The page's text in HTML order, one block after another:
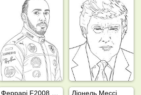
Ліонель Мессі